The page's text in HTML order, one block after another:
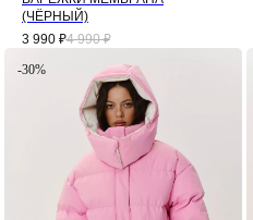
(ЧЁРНЫЙ)
3 990 ₽4 990 ₽
-30%